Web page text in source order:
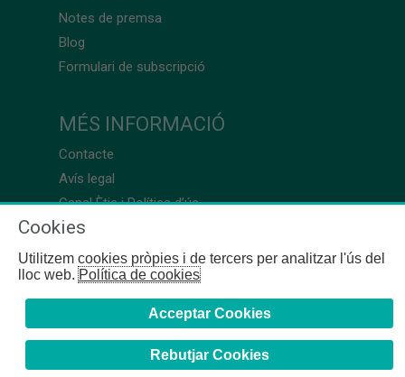
Notes de premsa
Blog
Formulari de subscripció
MÉS INFORMACIÓ
Contacte
Avís legal
Canal Ètic i Política d’ús
Cookies
Utilitzem cookies pròpies i de tercers per analitzar l'ús del
lloc web.Política de cookies
Acceptar Cookies
Rebutjar Cookies